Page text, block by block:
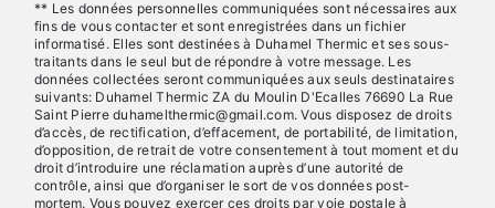
** Les données personnelles communiquées sont nécessaires aux
fins de vous contacter et sont enregistrées dans un fichier
informatisé. Elles sont destinées à Duhamel Thermic et ses sous-
traitants dans le seul but de répondre à votre message. Les
données collectées seront communiquées aux seuls destinataires
suivants: Duhamel Thermic ZA du Moulin D'Ecalles 76690 La Rue
Saint Pierre duhamelthermic@gmail.com. Vous disposez de droits
d’accès, de rectification, d’effacement, de portabilité, de limitation,
d’opposition, de retrait de votre consentement à tout moment et du
droit d’introduire une réclamation auprès d’une autorité de
contrôle, ainsi que d’organiser le sort de vos données post-
mortem. Vous pouvez exercer ces droits par voie postale à